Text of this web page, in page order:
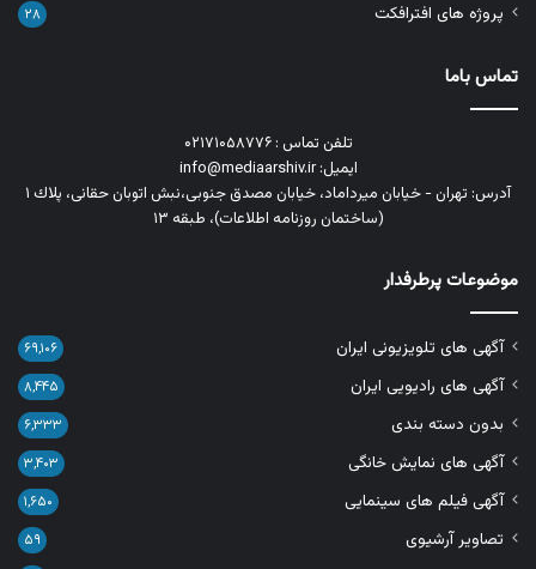
پروژه های افترافکت ۲۸
تماس باما
تلفن تماس : ۰۲۱۷۱۰۵۸۷۷۶
ایمیل: info@mediaarshiv.ir
آدرس: تهران - خیابان میرداماد، خیابان مصدق جنوبی،نبش اتوبان حقانی، پلاك ١
(ساختمان روزنامه اطلاعات)، طبقه ۱۳
موضوعات پرطرفدار
آگهی های تلویزیونی ایران ۶۹,۱۰۶
آگهی های رادیویی ایران ۸,۴۴۵
بدون دسته بندی ۶,۳۳۳
آگهی های نمایش خانگی ۳,۴۰۳
آگهی فیلم های سینمایی ۱,۶۵۰
تصاویر آرشیوی ۵۹